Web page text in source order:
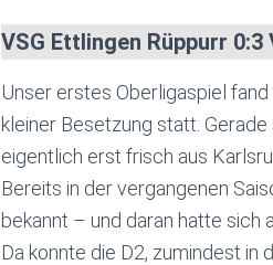
VSG Ettlingen Rüppurr
Unser erstes Oberligaspiel
kleiner Besetzung statt.
eigentlich erst frisch aus
Bereits in der vergangenen
bekannt – und daran hatte sich
Da konnte die D2, zumindest